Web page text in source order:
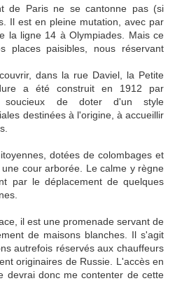
de Paris ne se cantonne pas (si
Il est en pleine mutation, avec par
la ligne 14 à Olympiades. Mais ce
places paisibles, nous réservant
dans la rue Daviel, la Petite
a été construit en 1912 par
soucieux de doter d'un style
destinées à l'origine, à accueillir
dotées de colombages et
cour arborée. Le calme y règne
par le déplacement de quelques
il est une promenade servant de
de maisons blanches. Il s'agit
autrefois réservés aux chauffeurs
originaires de Russie. L'accès en
devrai donc me contenter de cette